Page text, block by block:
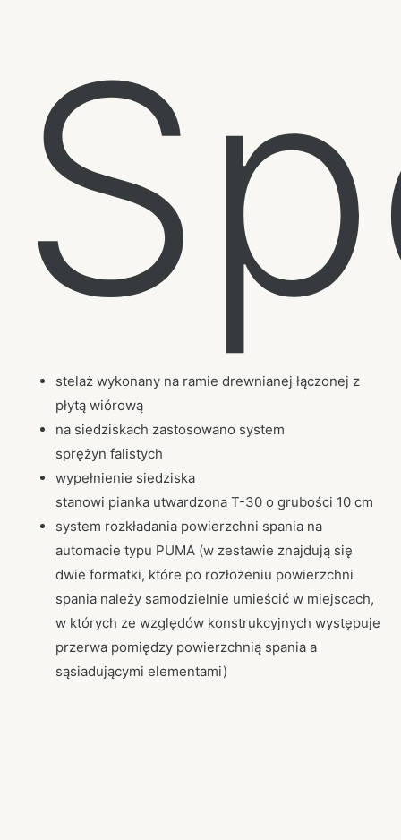
stelaż wykonany na ramie drewnianej łączonej z
płytą wiórową
na siedziskach zastosowano system
sprężyn falistych
wypełnienie siedziska
stanowi pianka utwardzona T-30 o grubości 10 cm
system rozkładania powierzchni spania na
automacie typu PUMA (w zestawie znajdują się
dwie formatki, które po rozłożeniu powierzchni
spania należy samodzielnie umieścić w miejscach,
w których ze względów konstrukcyjnych występuje
przerwa pomiędzy powierzchnią spania a
sąsiadującymi elementami)